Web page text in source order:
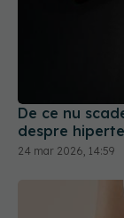
De ce nu
despre
24 mar 2026, 14:59